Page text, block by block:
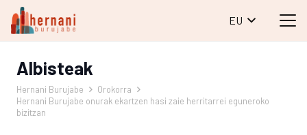
EU
Albisteak
Hernani Burujabe
Orokorra
Hernani Burujabe onurak ekartzen hasi zaie herritarrei eguneroko
bizitzan